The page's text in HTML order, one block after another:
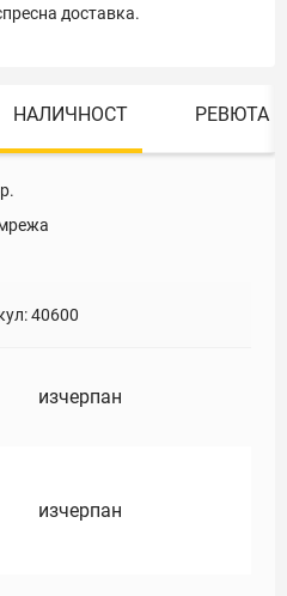
доставка.
НАЛИЧНОСТ РЕВЮТА
40600
изчерпан
изчерпан